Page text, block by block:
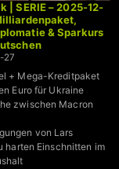
| SERIE – 2025-12-
& Sparkurs
27
+ Mega-Kreditpaket
Euro für Ukraine
zwischen Macron
von Lars
harten Einschnitten im